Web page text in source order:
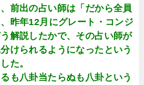
前出の占い師は「だから全員
昨年12月にグレート・コンジ
解説したかで、その占い師が
けられるようになったという
た。
も八卦当たらぬも八卦という